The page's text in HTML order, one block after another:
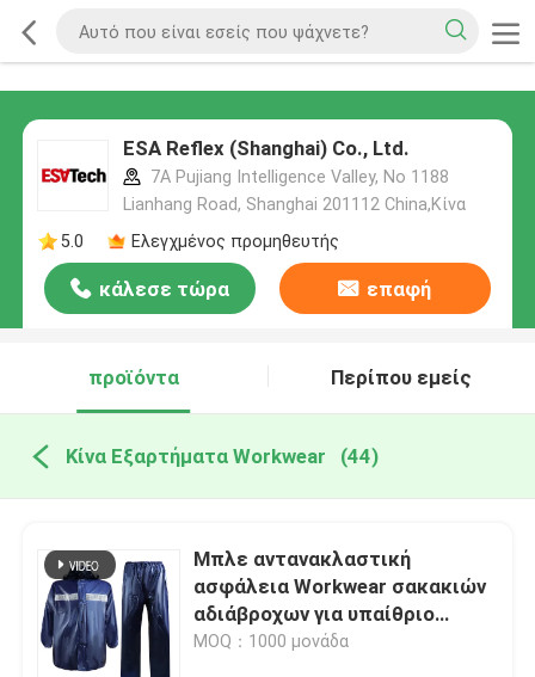
ESA Reflex (Shanghai) Co., Ltd.
7A Pujiang Intelligence Valley, No 1188
Lianhang Road, Shanghai 201112 China,Κίνα
5.0
Ελεγχμένος προμηθευτής
κάλεσε τώρα επαφή
προϊόντα Περίπου εμείς
Κίνα Εξαρτήματα Workwear (44)
Μπλε αντανακλαστική
ασφάλεια Workwear σακακιών
αδιάβροχων για υπαίθριο
ενεργό πεζοπορίας εργασίας
MOQ：1000 μονάδα